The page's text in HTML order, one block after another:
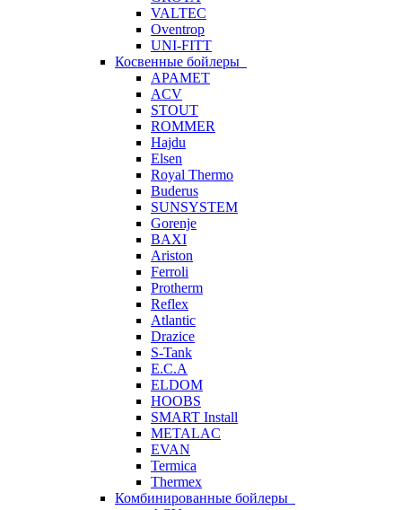
VALTEC
Oventrop
UNI-FITT
Косвенные бойлеры
APAMET
ACV
STOUT
ROMMER
Hajdu
Elsen
Royal Thermo
Buderus
SUNSYSTEM
Gorenje
BAXI
Ariston
Ferroli
Protherm
Reflex
Atlantic
Drazice
S-Tank
E.C.A
ELDOM
HOOBS
SMART Install
METALAC
EVAN
Termica
Thermex
Комбинированные бойлеры